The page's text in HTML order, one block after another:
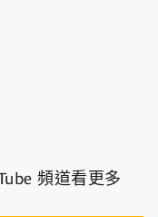
頻道看更多